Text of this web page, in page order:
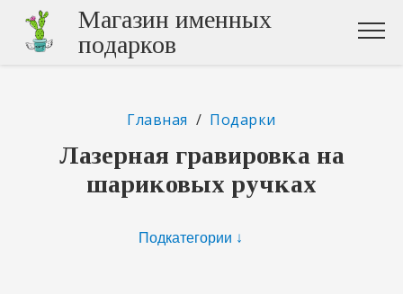
Магазин именных
подарков
Главная / Подарки
Лазерная гравировка на
шариковых ручках